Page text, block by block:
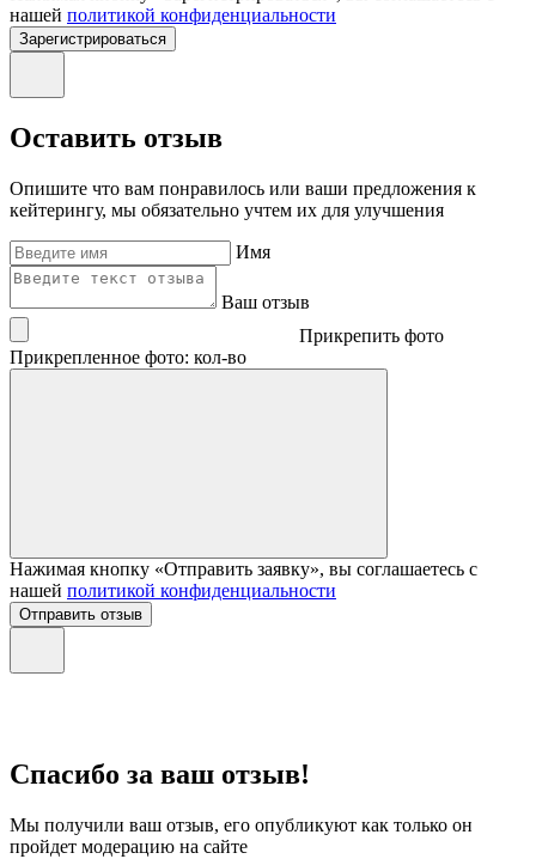
нашей политикой конфиденциальности
Зарегистрироваться
Оставить отзыв
Опишите что вам понравилось или ваши предложения к
кейтерингу, мы обязательно учтем их для улучшения
Имя
Ваш отзыв
Прикрепить фото
Прикрепленное фото: кол-во
Нажимая кнопку «Отправить заявку», вы соглашаетесь с
нашей политикой конфиденциальности
Отправить отзыв
Спасибо за ваш отзыв!
Мы получили ваш отзыв, его опубликуют как только он
пройдет модерацию на сайте